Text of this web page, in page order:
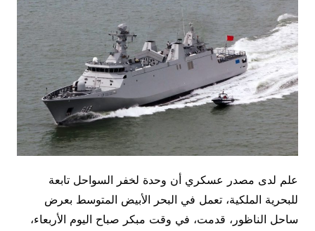
علم لدى مصدر عسكري أن وحدة لخفر السواحل تابعة
للبحرية الملكية، تعمل في البحر الأبيض المتوسط بعرض
ساحل الناظور، قدمت، في وقت مبكر صباح اليوم الأربعاء،